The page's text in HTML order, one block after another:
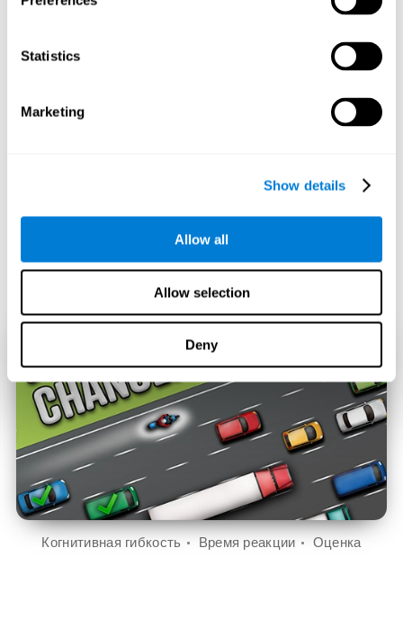
Statistics
Marketing
Show details
Allow all
Allow selection
Deny
Когнитивная гибкость Время реакции Оценка